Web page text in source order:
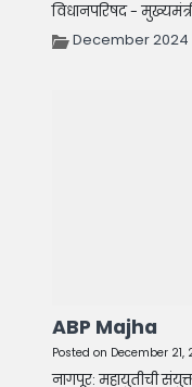
विधानपरिषद -
December 2024
ABP Majha
Posted on December 21,
नागपूर: महायुतीची